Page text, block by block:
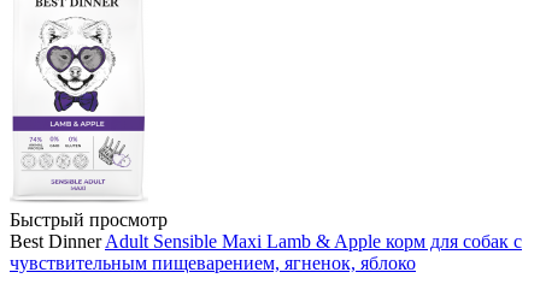
Быстрый просмотр
Best Dinner Adult Sensible Maxi Lamb & Apple корм для собак с
чувствительным пищеварением, ягненок, яблоко